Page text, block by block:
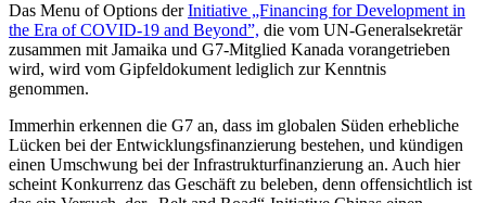
Das Menu of Options derInitiative „Financing for Development in
the Era of COVID-19 and Beyond”, die vom UN-Generalsekretär
zusammen mit Jamaika und G7-Mitglied Kanada vorangetrieben
wird, wird vom Gipfeldokument lediglich zur Kenntnis
genommen.
Immerhin erkennen die G7 an, dass im globalen Süden erhebliche
Lücken bei der Entwicklungsfinanzierung bestehen, und kündigen
einen Umschwung bei der Infrastrukturfinanzierung an. Auch hier
scheint Konkurrenz das Geschäft zu beleben, denn offensichtlich ist